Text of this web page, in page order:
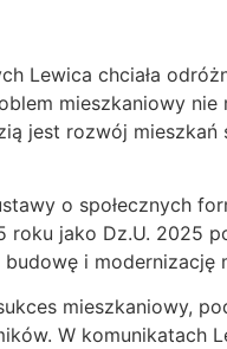
Lewica chciała
mieszkaniowy
jest rozwój mieszkań
o społecznych
roku jako Dz.U. 2025
i
mieszkaniowy,
W komunikatach